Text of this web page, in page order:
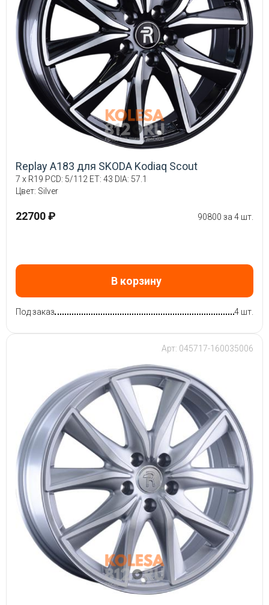
Replay A183 для SKODA Kodiaq Scout
7 x R19 PCD: 5/112 ET: 43 DIA: 57.1
Цвет: Silver
22700 ₽ 90800 за 4 шт.
В корзину
Под заказ 4 шт.
Арт: 045717-160035006